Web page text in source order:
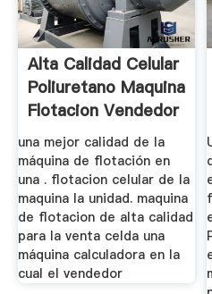
Alta Calidad Celular
Poliuretano Maquina
Flotacion Vendedor
una mejor calidad de la
máquina de flotación en
una . flotacion celular de la
maquina la unidad. maquina
de flotacion de alta calidad
para la venta celda una
máquina calculadora en la
cual el vendedor